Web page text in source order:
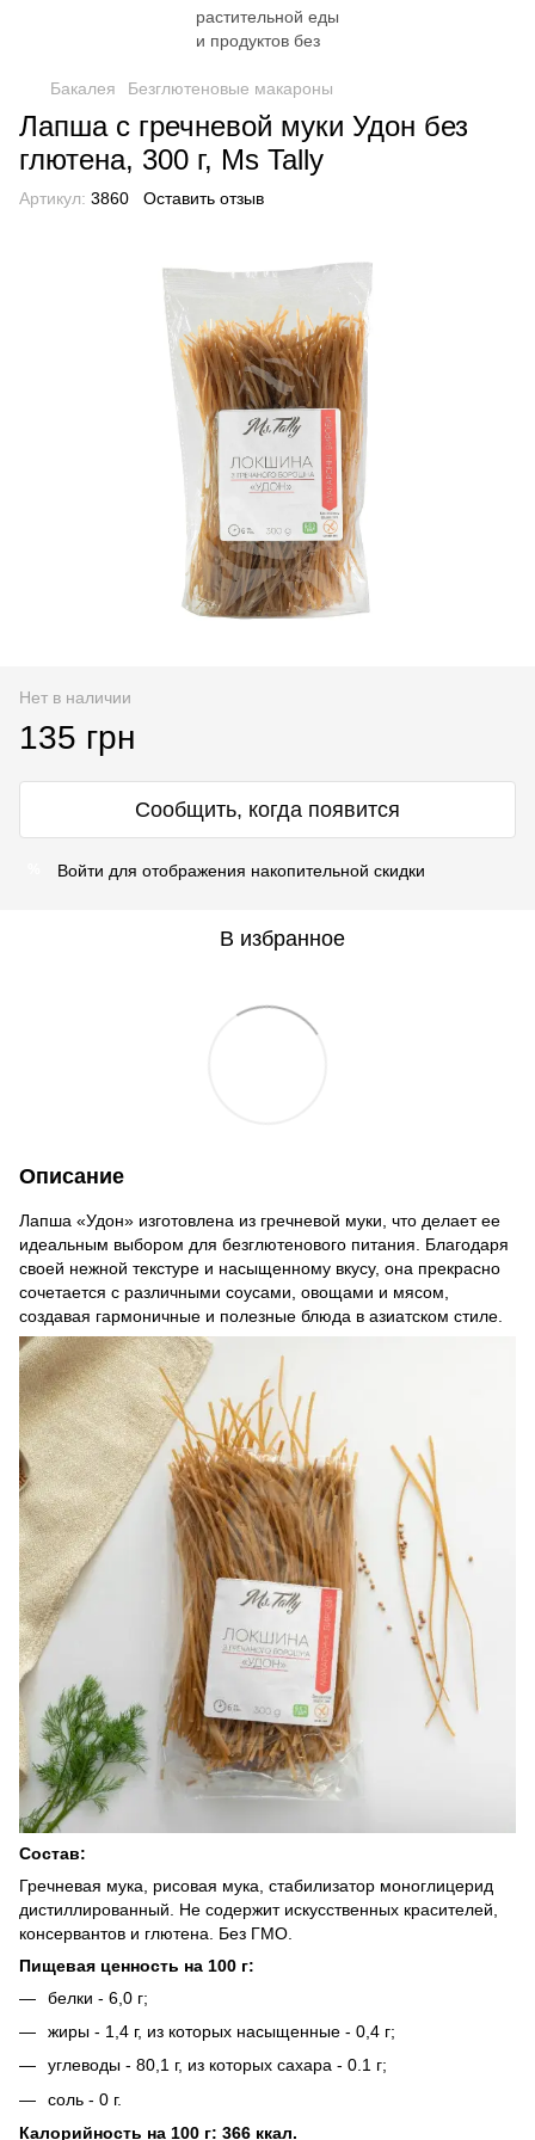
Бакалея Безглютеновые макароны
Лапша с гречневой муки Удон без
глютена, 300 г, Ms Tally
Артикул: 3860 Оставить отзыв
Нет в наличии
135 грн
Сообщить, когда появится
Войти для отображения накопительной скидки
В избранное
Описание
Лапша «Удон» изготовлена из гречневой муки, что делает ее
идеальным выбором для безглютенового питания. Благодаря
своей нежной текстуре и насыщенному вкусу, она прекрасно
сочетается с различными соусами, овощами и мясом,
создавая гармоничные и полезные блюда в азиатском стиле.
Состав:
Гречневая мука, рисовая мука, стабилизатор моноглицерид
дистиллированный. Не содержит искусственных красителей,
консервантов и глютена. Без ГМО.
Пищевая ценность на 100 г:
белки - 6,0 г;
жиры - 1,4 г, из которых насыщенные - 0,4 г;
углеводы - 80,1 г, из которых сахара - 0.1 г;
соль - 0 г.
Калорийность на 100 г: 366 ккал.